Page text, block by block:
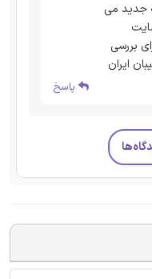
جدید می
بررسی
ایران
پاسخ